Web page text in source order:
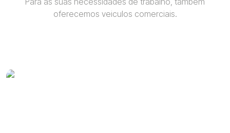
oferecemos veiculos comerciais.